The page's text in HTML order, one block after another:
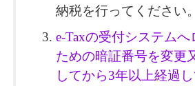
納税を行ってください。
e-Taxの受付システムへ
ための暗証番号を変更
してから3年以上経過し